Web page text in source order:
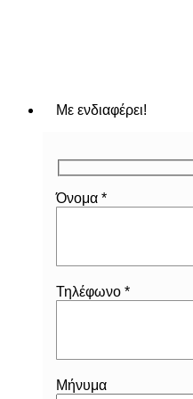
Με ενδιαφέρει!
Όνομα *
Τηλέφωνο *
Μήνυμα